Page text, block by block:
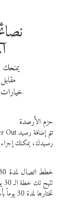
حزم الأرصدة
رصيدك، يمكنك إجراء
خطط اتصال لمدة 30 يومًا
تختارها لمدة 30 يوماً بأسعار فايبر المنخفضة.